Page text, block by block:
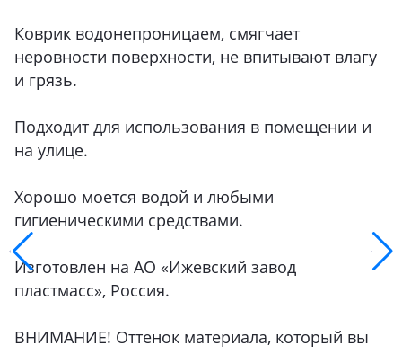
Коврик водонепроницаем, смягчает
неровности поверхности, не впитывают влагу
и грязь.
Подходит для использования в помещении и
на улице.
Хорошо моется водой и любыми
гигиеническими средствами.
Изготовлен на АО «Ижевский завод
пластмасс», Россия.
ВНИМАНИЕ! Оттенок материала, который вы